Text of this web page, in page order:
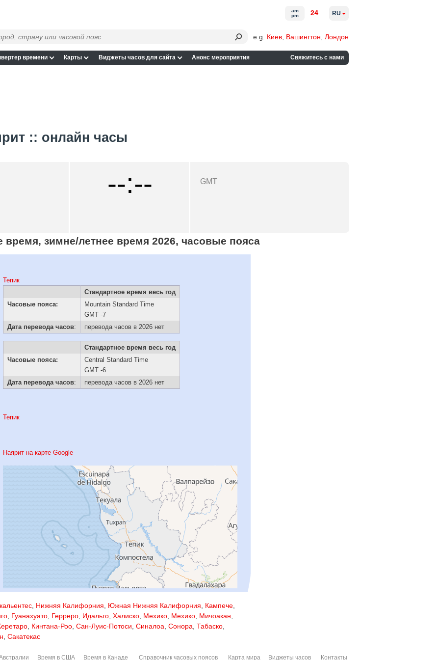
e.g. Киев Вашингтон Лондон
времени Карты Виджеты часов для сайта Анонс мероприятия Свяжитесь с нами
am
pm
24 RU
:: онлайн часы
--:-- GMT
время, зимне/летнее время 2026, часовые пояса
Тепик
Стандартное время весь год
Часовые пояса:
Mountain Standard Time
GMT -7
Дата перевода часов: перевода часов в 2026 нет
Стандартное время весь год
Часовые пояса:
Central Standard Time
GMT -6
Дата перевода часов: перевода часов в 2026 нет
Тепик
Наярит на карте Google
Нижняя Калифорния Южная Нижняя Калифорния Кампече
Гуанахуато Герреро Идальго Халиско Мехико Мехико Мичоакан
Кинтана-Роо Сан-Луис-Потоси Синалоа Сонора Табаско
Сакатекас
Время в США Время в Канаде Справочник часовых поясов Карта мира Виджеты часов Контакты